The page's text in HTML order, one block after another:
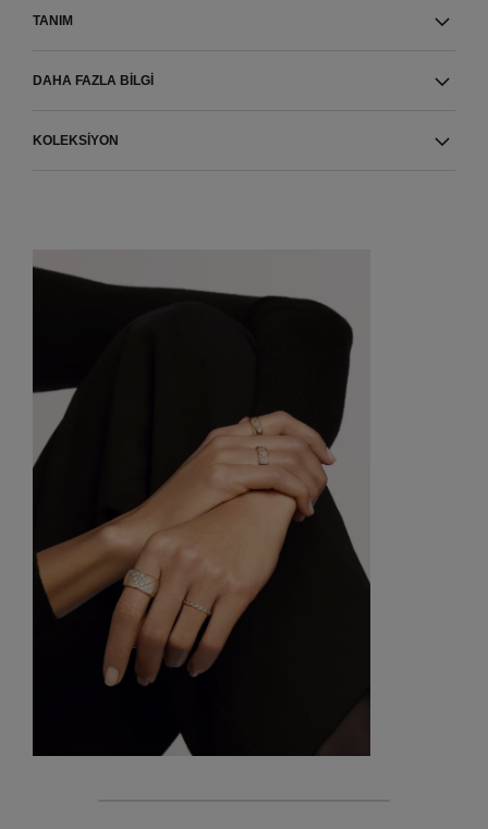
TANIM
DAHA FAZLA BILGI
KOLEKSIYON